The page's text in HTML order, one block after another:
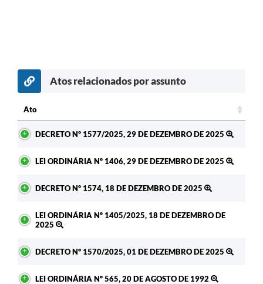
Atos relacionados por assunto
Ato
DECRETO Nº 1577/2025, 29 DE DEZEMBRO DE 2025
LEI ORDINÁRIA Nº 1406, 29 DE DEZEMBRO DE 2025
DECRETO Nº 1574, 18 DE DEZEMBRO DE 2025
LEI ORDINÁRIA Nº 1405/2025, 18 DE DEZEMBRO DE
2025
DECRETO Nº 1570/2025, 01 DE DEZEMBRO DE 2025
LEI ORDINÁRIA Nº 565, 20 DE AGOSTO DE 1992